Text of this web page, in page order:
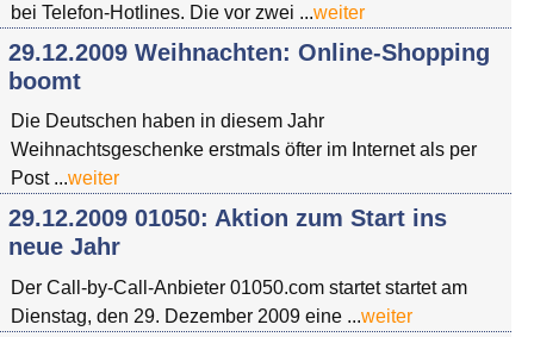
bei Telefon-Hotlines. Die vor zwei ...weiter
29.12.2009 Weihnachten: Online-Shopping
boomt
Die Deutschen haben in diesem Jahr
Weihnachtsgeschenke erstmals öfter im Internet als per
Post ...weiter
29.12.2009 01050: Aktion zum Start ins
neue Jahr
Der Call-by-Call-Anbieter 01050.com startet startet am
Dienstag, den 29. Dezember 2009 eine ...weiter